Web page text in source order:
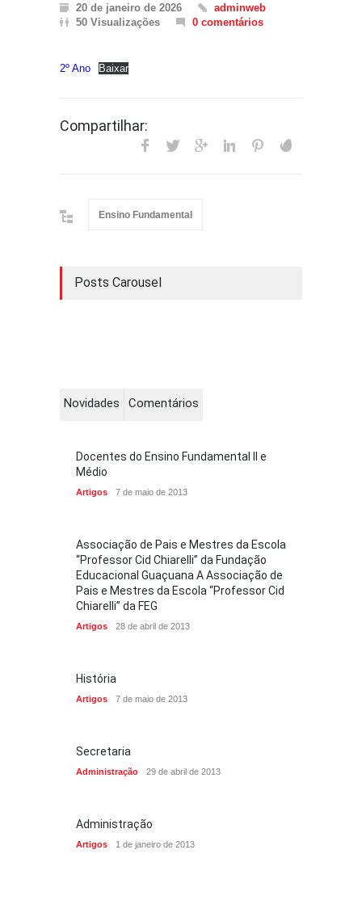
20 de janeiro de 2026
adminweb
50 Visualizações
0 comentários
2º Ano Baixar
Compartilhar:
Ensino Fundamental
Posts Carousel
Novidades Comentários
Docentes do Ensino Fundamental II e
Médio
Artigos 7 de maio de 2013
Associação de Pais e Mestres da Escola
“Professor Cid Chiarelli” da Fundação
Educacional Guaçuana A Associação de
Pais e Mestres da Escola “Professor Cid
Chiarelli” da FEG
Artigos 28 de abril de 2013
História
Artigos 7 de maio de 2013
Secretaria
Administração 29 de abril de 2013
Administração
Artigos 1 de janeiro de 2013